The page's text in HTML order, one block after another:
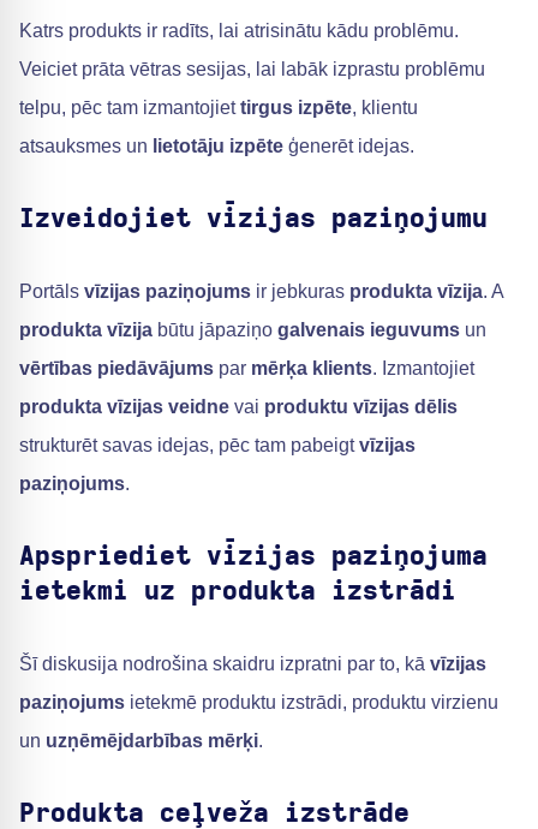
Katrs produkts ir radīts, lai atrisinātu kādu problēmu.
Veiciet prāta vētras sesijas, lai labāk izprastu problēmu
telpu, pēc tam izmantojiettirgus izpēte, klientu
atsauksmes un lietotāju izpēte ģenerēt idejas.
Izveidojiet vīzijas paziņojumu
Portāls vīzijas paziņojums ir jebkuras produkta vīzija. A
produkta vīzija būtu jāpaziņo galvenais ieguvums un
vērtības piedāvājums par mērķa klients. Izmantojiet
produkta vīzijas veidne vai produktu vīzijas dēlis
strukturēt savas idejas, pēc tam pabeigtvīzijas
paziņojums.
Apspriediet vīzijas paziņojuma
ietekmi uz produkta izstrādi
Šī diskusija nodrošina skaidru izpratni par to, kā vīzijas
paziņojums ietekmē produktu izstrādi, produktu virzienu
un uzņēmējdarbības mērķi.
Produkta ceļveža izstrāde